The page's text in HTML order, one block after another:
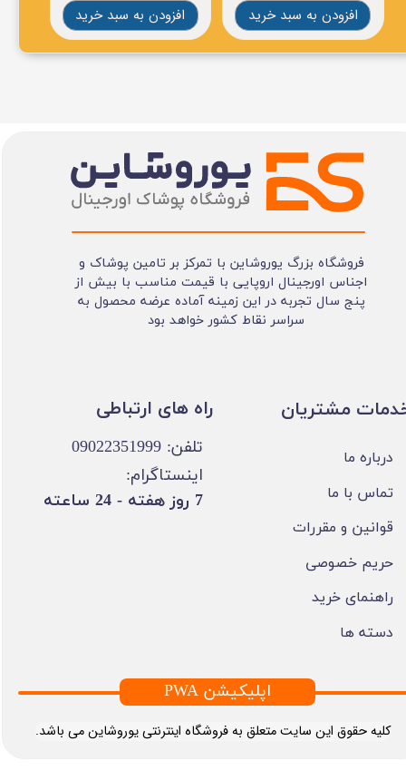
افزودن به سبد خرید افزودن به سبد خرید
فروشگاه بزرگ یوروشاین با تمرکز بر تامین پوشاک و
اجناس اورجینال اروپایی با قیمت مناسب با بیش از
پنج سال تجربه در این زمینه آماده عرضه محصول به
سراسر نقاط کشور خواهد بود
​کلیه حقوق این سایت متعلق به فروشگاه اینترنتی یوروشاین می باشد.
مشتریان
درباره ما
تماس با ما
قوانین و مقررات
حریم خصوصی
راهنمای خرید
دسته ها
تلفن: 09022351999
اینستاگرام:
​7 روز هفته - 24 ساعته ​​​​​​​
PWA اپلیکیشن
​​راه های ارتباطی